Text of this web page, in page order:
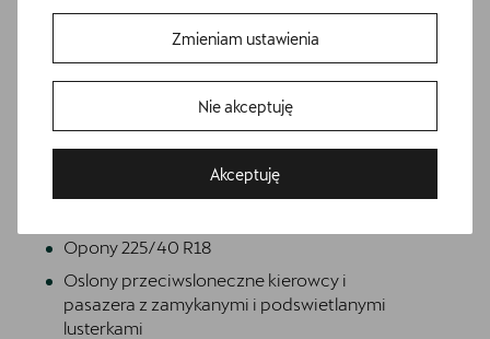
Przetestuj model z wybranym silnikiem i skrzynią biegów
Dwupoziomowa podloga bagaznika
Gearshift knob/handle in leather
Gniazdo 230V w bagazniku
Informacje o oponach
Infotainment system with scalable module
options (Optionsinfotainment, MIB3 model
Opony 225/40 R18
Oslony przeciwsloneczne kierowcy i
pasazera z zamykanymi i podswietlanymi
lusterkami
Zmieniam ustawienia
Nie akceptuję
Akceptuję